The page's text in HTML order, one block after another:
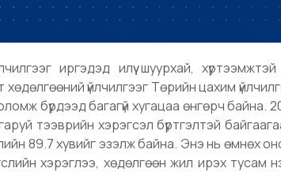
иргэдэд илүү шуурхай, хүртээмжтэй
үйлчилгээг Төрийн цахим
бүрдээд багагүй хугацаа өнгөрч байна.
тээврийн хэрэгсэл бүртгэлтэй
89.7 хувийг эзэлж байна. Энэ нь өмнөх
хэрэглээ, хөдөлгөөн жил ирэх тусам